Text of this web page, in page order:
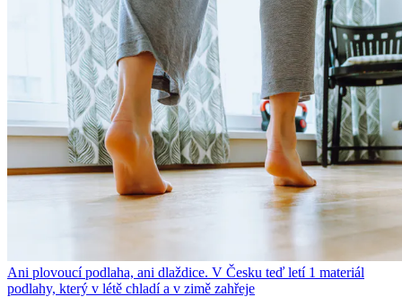
Ani plovoucí podlaha, ani dlaždice. V Česku teď letí 1 materiál
podlahy, který v létě chladí a v zimě zahřeje